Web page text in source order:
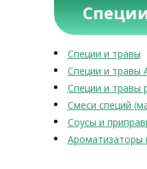
Специи и травы
Специи и травы
Специи и травы
Смеси специй
Соусы и
Ароматизаторы